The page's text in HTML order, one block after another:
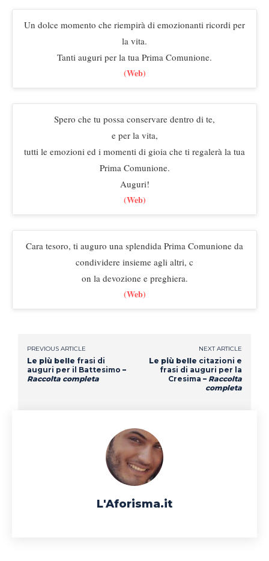
Un dolce momento che riempirà di emozionanti ricordi per
la vita.
Tanti auguri per la tua Prima Comunione.
(Web)
Spero che tu possa conservare dentro di te,
e per la vita,
tutti le emozioni ed i momenti di gioia che ti regalerà la tua
Prima Comunione.
Auguri!
(Web)
Cara tesoro, ti auguro una splendida Prima Comunione da
condividere insieme agli altri, c
on la devozione e preghiera.
(Web)
PREVIOUS ARTICLE
Le più belle frasi di
auguri per il Battesimo –
Raccolta completa
NEXT ARTICLE
Le più belle citazioni e
frasi di auguri per la
Cresima – Raccolta
completa
L'Aforisma.it